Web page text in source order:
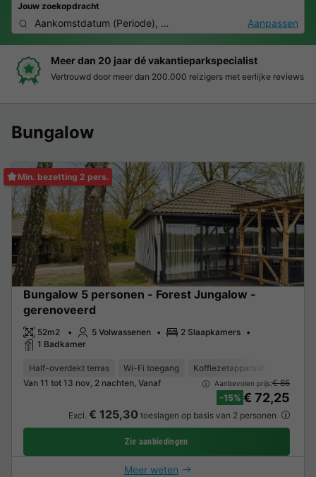
Jouw zoekopdracht
Aankomstdatum (Periode), 2 personen, 0 huisdierAanpassen
Boek eenvoudig en zonder stress
Duidelijke prijzen, moeiteloos boeken en veilige betaalomgeving
Bungalow
Min. bezetting 2 pers.
Bungalow 5 personen - Forest Jungalow -
gerenoveerd
52m2 5 Volwassenen
2 Slaapkamers
1 Badkamer
Half-overdekt terras Wi-Fi toegang Koffiezetapparaat
Van 11 tot 13 nov, 2 nachten, Vanaf
Aanbevolen prijs:€ 85
-15% € 72,25
Excl. € 125,30 toeslagen op basis van 2 personen
Zie aanbiedingen
Meer weten